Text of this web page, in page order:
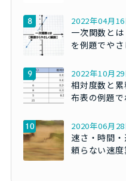
2022年04月16
一次関数と
を例題でや
2022年10月29
相対度数と
布表の例題で
2020年06月28
速さ・時間
頼らない速